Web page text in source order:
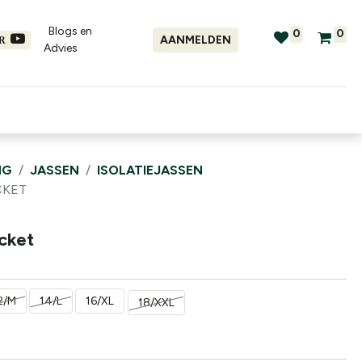
Blogs en
Advies​
AANMELDEN 0 0
JASSEN
ISOLATIEJASSEN
M 14/L 16/XL 18/XXL